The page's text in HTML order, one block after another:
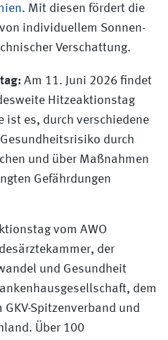
. Mit diesen fördert die
individuellem Sonnen-
Verschattung.
Am 11. Juni 2026 findet
Hitzeaktionstag
es, durch verschiedene
durch
und über Maßnahmen
Gefährdungen
vom AWO
der
und Gesundheit
dem
GKV-Spitzenverband und
Über 100